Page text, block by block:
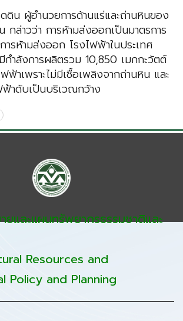
ดิน ผู้อำนวยการด้านแร่และถ่านหินของ
กล่าวว่า การห้ามส่งออกเป็นมาตรการ
ารห้ามส่งออก โรงไฟฟ้าในประเทศ
ำลังการผลิตรวม 10,850 เมกกะวัตต์
าเพราะไม่มีเชื้อเพลิงจากถ่านหิน และ
ฟ้าดับเป็นบริเวณกว้าง
ยและแผนทรัพยากรธรรมชาติและ
Resources and
Policy and Planning